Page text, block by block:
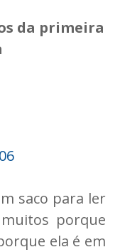
da primeira
saco para ler
porque
ela é em